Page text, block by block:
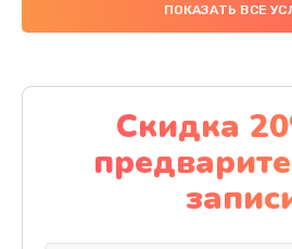
ПОКАЗАТЬ ВСЕ
Скидка